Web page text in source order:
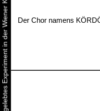
Der Chor namens